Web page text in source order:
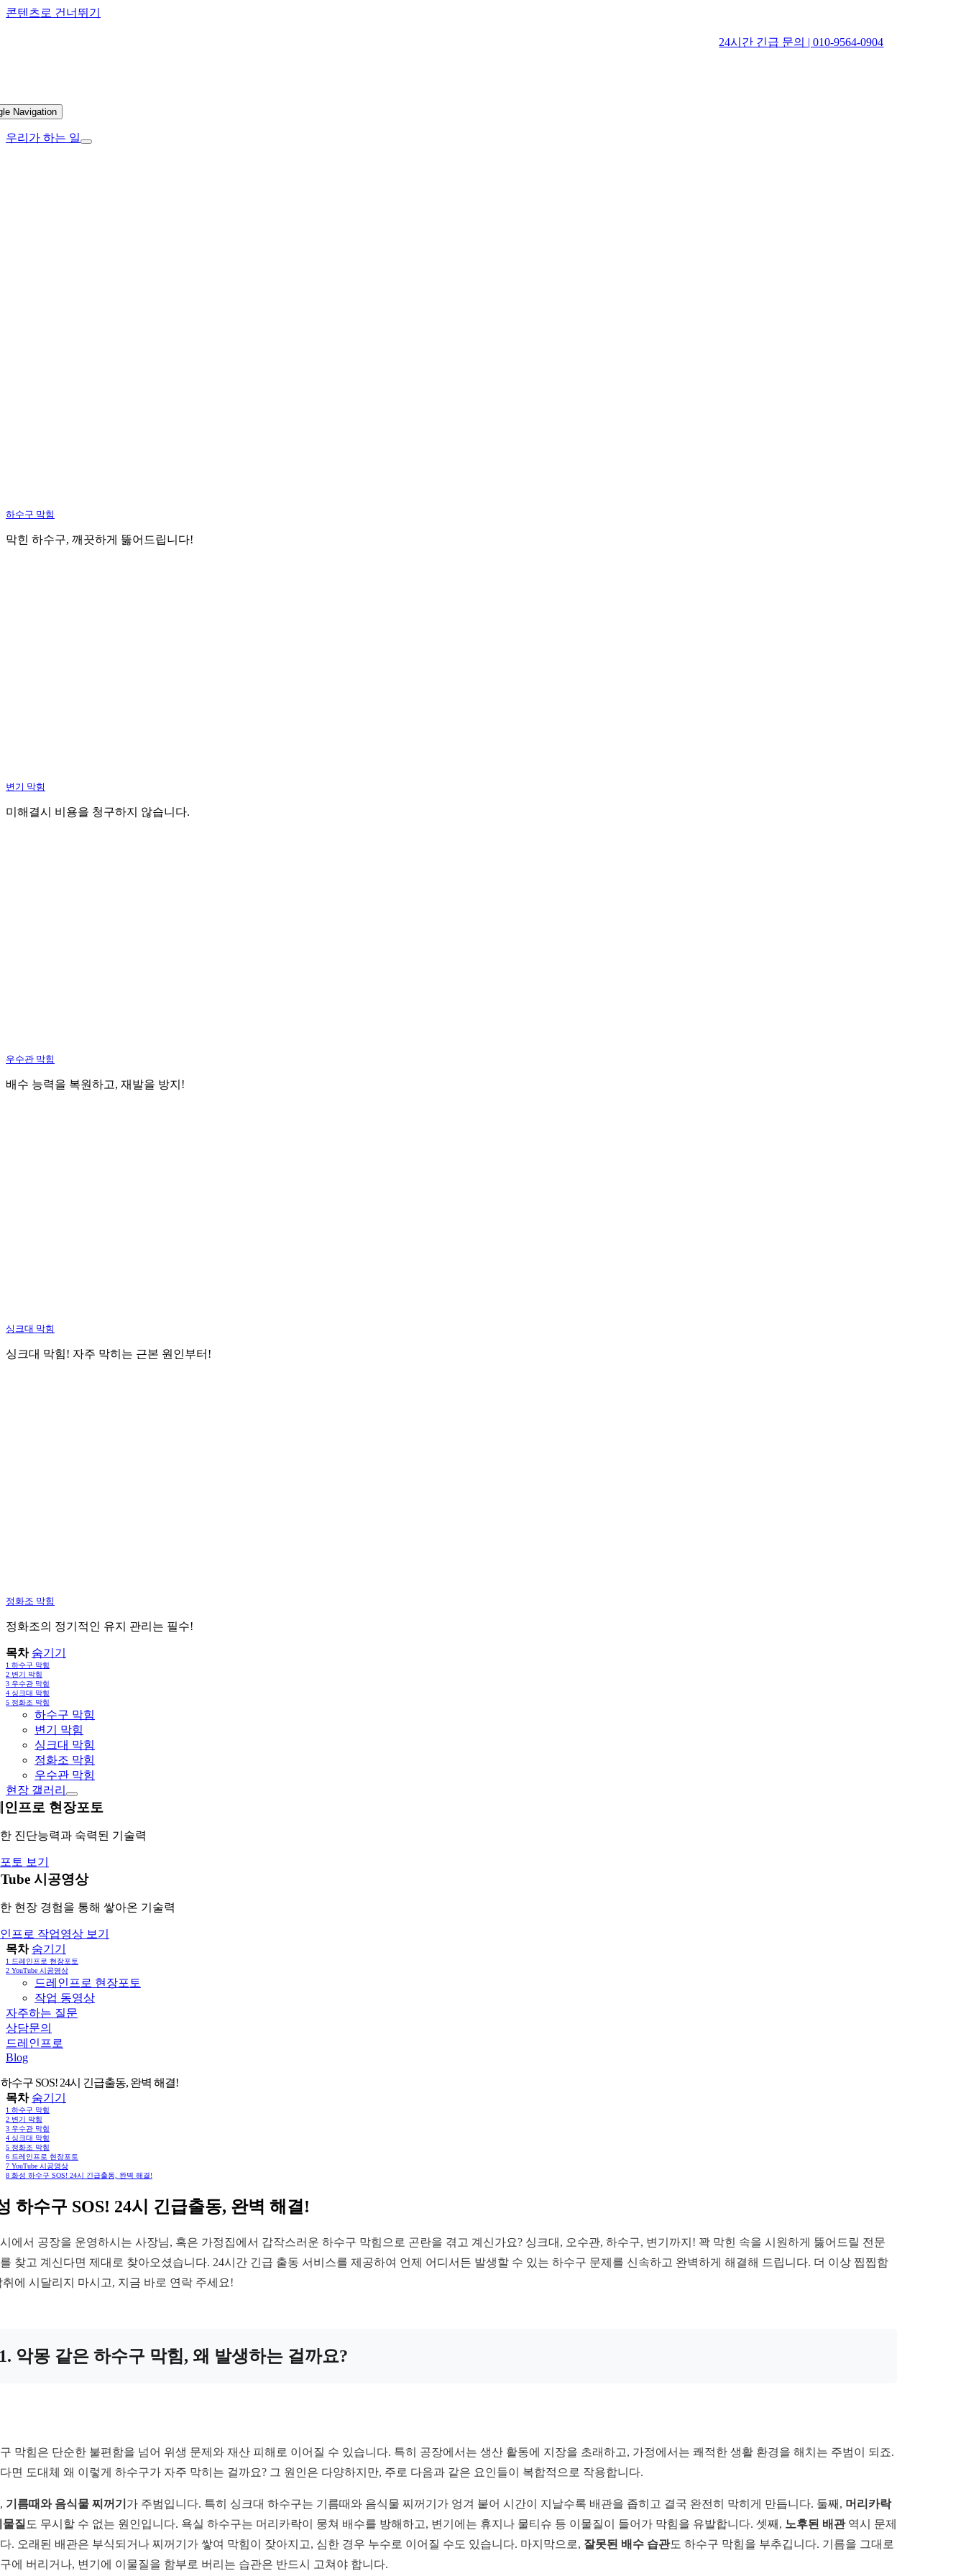
콘텐츠로 건너뛰기
24시간 긴급 문의 | 010-9564-0904
Navigation
우리가 하는 일
하수구 막힘
막힌 하수구, 깨끗하게 뚫어드립니다!
변기 막힘
미해결시 비용을 청구하지 않습니다.
우수관 막힘
배수 능력을 복원하고, 재발을 방지!
싱크대 막힘
싱크대 막힘! 자주 막히는 근본 원인부터!
정화조 막힘
정화조의 정기적인 유지 관리는 필수!
목차 숨기기
1 하수구 막힘
2 변기 막힘
3 우수관 막힘
4 싱크대 막힘
5 정화조 막힘
하수구 막힘
변기 막힘
싱크대 막힘
정화조 막힘
우수관 막힘
현장 갤러리
인프로 현장포토
진단능력과 숙력된 기술력
토 보기
시공영상
현장 경험을 통해 쌓아온 기술력
프로 작업영상 보기
목차 숨기기
1 드레인프로 현장포토
2 YouTube 시공영상
드레인프로 현장포토
작업 동영상
자주하는 질문
상담문의
드레인프로
Blog
수구 SOS! 24시 긴급출동, 완벽 해결!
목차 숨기기
1 하수구 막힘
2 변기 막힘
3 우수관 막힘
4 싱크대 막힘
5 정화조 막힘
6 드레인프로 현장포토
7 YouTube 시공영상
8 화성 하수구 SOS! 24시 긴급출동, 완벽 해결!
하수구 SOS! 24시 긴급출동, 완벽 해결!
에서 공장을 운영하시는 사장님, 혹은 가정집에서 갑작스러운 하수구 막힘으로 곤란을 겪고 계신가요? 싱크대, 오수관, 하수구, 변기까지! 꽉 막힌 속을 시원하게 뚫어드릴 전문
찾고 계신다면 제대로 찾아오셨습니다. 24시간 긴급 출동 서비스를 제공하여 언제 어디서든 발생할 수 있는 하수구 문제를 신속하고 완벽하게 해결해 드립니다. 더 이상 찝찝함
취에 시달리지 마시고, 지금 바로 연락 주세요!
악몽 같은 하수구 막힘, 왜 발생하는 걸까요?
막힘은 단순한 불편함을 넘어 위생 문제와 재산 피해로 이어질 수 있습니다. 특히 공장에서는 생산 활동에 지장을 초래하고, 가정에서는 쾌적한 생활 환경을 해치는 주범이 되죠.
면 도대체 왜 이렇게 하수구가 자주 막히는 걸까요? 그 원인은 다양하지만, 주로 다음과 같은 요인들이 복합적으로 작용합니다.
기름때와 음식물 찌꺼기 가 주범입니다. 특히 싱크대 하수구는 기름때와 음식물 찌꺼기가 엉겨 붙어 시간이 지날수록 배관을 좁히고 결국 완전히 막히게 만듭니다. 둘째, 머리카락
질 도 무시할 수 없는 원인입니다. 욕실 하수구는 머리카락이 뭉쳐 배수를 방해하고, 변기에는 휴지나 물티슈 등 이물질이 들어가 막힘을 유발합니다. 셋째, 노후된 배관역시 문제
. 오래된 배관은 부식되거나 찌꺼기가 쌓여 막힘이 잦아지고, 심한 경우 누수로 이어질 수도 있습니다. 마지막으로, 잘못된 배수 습관도 하수구 막힘을 부추깁니다. 기름을 그대로
에 버리거나, 변기에 이물질을 함부로 버리는 습관은 반드시 고쳐야 합니다.